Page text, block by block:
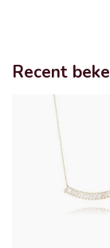
Recent